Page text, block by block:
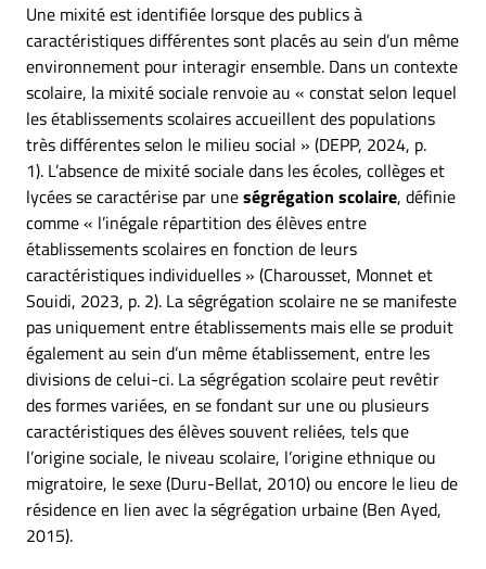
Une mixité est identifiée lorsque des publics à
caractéristiques différentes sont placés au sein d’un même
environnement pour interagir ensemble. Dans un contexte
scolaire, la mixité sociale renvoie au « constat selon lequel
les établissements scolaires accueillent des populations
très différentes selon le milieu social » (DEPP, 2024, p.
1). L’absence de mixité sociale dans les écoles, collèges et
lycées se caractérise par uneségrégation scolaire, définie
comme « l’inégale répartition des élèves entre
établissements scolaires en fonction de leurs
caractéristiques individuelles » (Charousset, Monnet et
Souidi, 2023, p. 2). La ségrégation scolaire ne se manifeste
pas uniquement entre établissements mais elle se produit
également au sein d’un même établissement, entre les
divisions de celui-ci. La ségrégation scolaire peut revêtir
des formes variées, en se fondant sur une ou plusieurs
caractéristiques des élèves souvent reliées, tels que
l’origine sociale, le niveau scolaire, l’origine ethnique ou
migratoire, le sexe (Duru-Bellat, 2010) ou encore le lieu de
résidence en lien avec la ségrégation urbaine (Ben Ayed,
2015).